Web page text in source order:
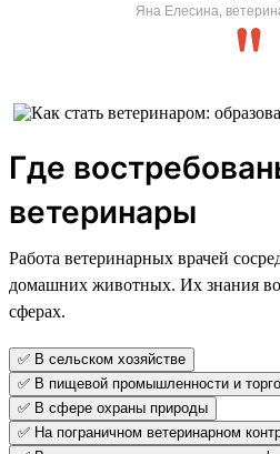
Яна Елесина,
Где
ветеринары
Работа ветеринарных врачей
домашних животных. Их знания
сферах.
✅ В сельском хозяйстве
✅ В пищевой промышленности и
✅ В сфере охраны природы
✅ На пограничном ветеринарном